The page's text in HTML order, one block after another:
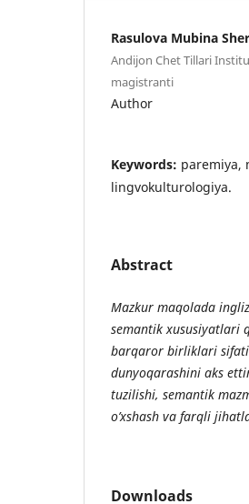
Rasulova Mubina
Andijon Chet Tillari
magistranti
Author
Keywords: paremiya,
lingvokulturologiya.
Abstract
Mazkur maqolada
semantik xususiyatlari
barqaror birliklari
dunyoqarashini aks
tuzilishi, semantik
o’xshash va farqli
Downloads